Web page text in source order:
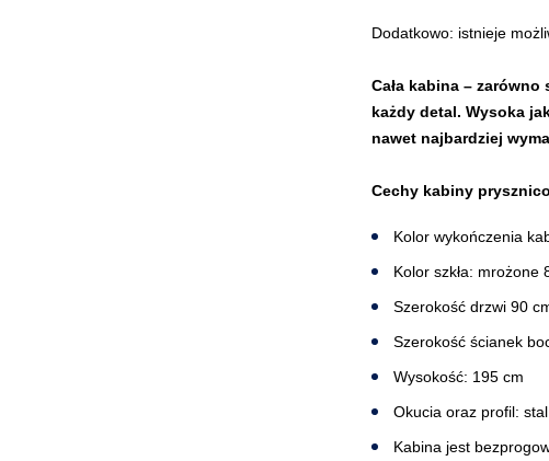
Dodatkowo: istnieje
Cała kabina –
każdy detal. Wysoka
nawet najbardziej
Cechy kabiny
Kolor wykończenia
Kolor szkła: mrożone
Szerokość drzwi 90
Szerokość ścianek
Wysokość: 195 cm
Okucia oraz profil:
Kabina jest